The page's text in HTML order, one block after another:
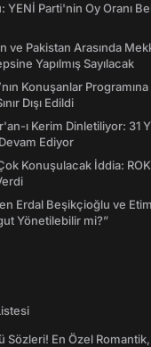
Parti'nin Oy Oranı
ve Pakistan Arasında
Yapılmış Sayılacak
Konuşanlar
Dışı Edildi
ı Kerim Dinletiliyor: 31
Ediyor
Konuşulacak İddia:
Erdal Beşikçioğlu ve
Yönetilebilir mi?”
Sözleri! En Özel